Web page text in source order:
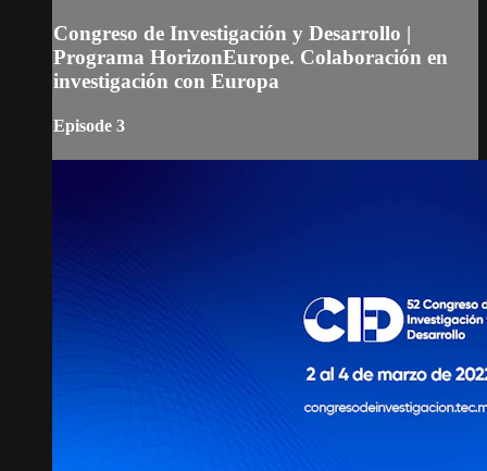
Congreso de Investigación y Desarrollo |
Programa HorizonEurope. Colaboración en
investigación con Europa
Episode 3